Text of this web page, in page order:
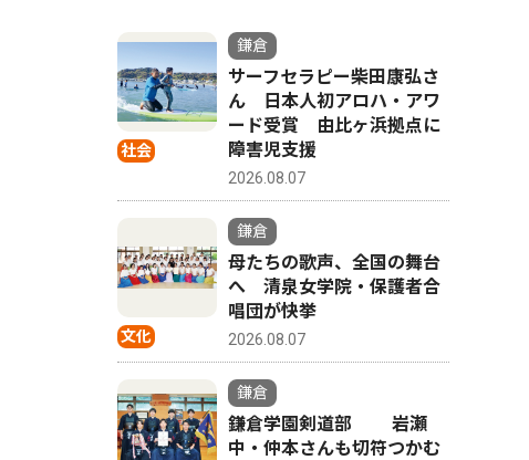
社会
鎌倉
サーフセラピー柴田康弘さ
ん 日本人初アロハ・アワ
ード受賞 由比ヶ浜拠点に
障害児支援
2026.08.07
文化
鎌倉
母たちの歌声、全国の舞台
へ 清泉女学院・保護者合
唱団が快挙
2026.08.07
鎌倉
鎌倉学園剣道部 岩瀬
中・仲本さんも切符つかむ